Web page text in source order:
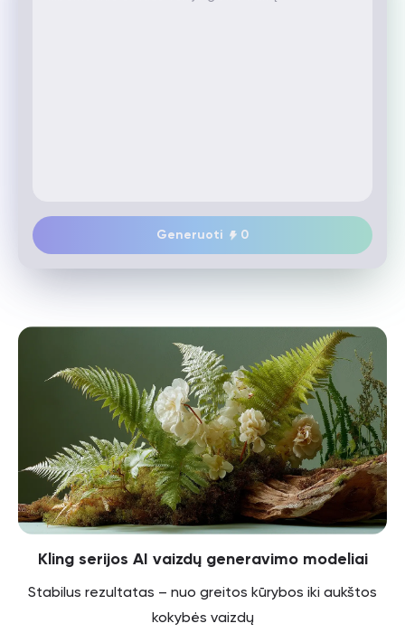
Generuoti 0
Kling serijos AI vaizdų generavimo modeliai
Stabilus rezultatas – nuo greitos kūrybos iki aukštos
kokybės vaizdų